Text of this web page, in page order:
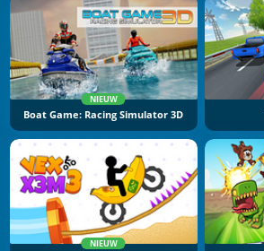
NIEUW
Boat Game: Racing Simulator 3D
NIEUW